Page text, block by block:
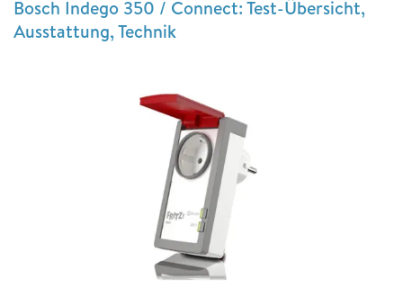
Bosch Indego 350 / Connect: Test-Übersicht,
Ausstattung, Technik